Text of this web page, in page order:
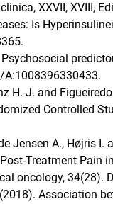
XXVII, XVIII,
Is
A:1008396330433.
H.-J. and
Controlled
Jensen A., Højris
Treatment Pain
oncology, 34(28).
Association